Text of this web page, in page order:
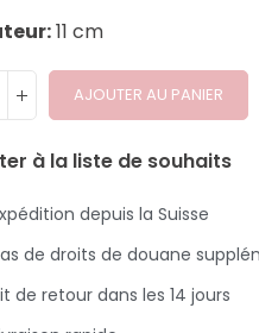
11 cm
AJOUTER AU PANIER
à la liste de souhaits
depuis la Suisse
de droits de douane
de retour dans les 14 jours